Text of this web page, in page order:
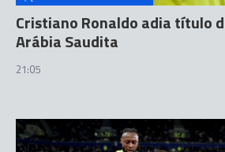
Cristiano Ronaldo adia título
Arábia Saudita
21:05